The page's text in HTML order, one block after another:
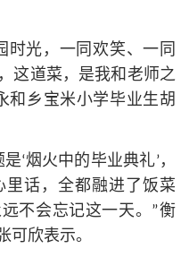
时光，一同欢笑、一同
这道菜，是我和老师之
和乡宝米小学毕业生胡
‘烟火中的毕业典礼’，
话，全都融进了饭菜
不会忘记这一天。”衡
可欣表示。